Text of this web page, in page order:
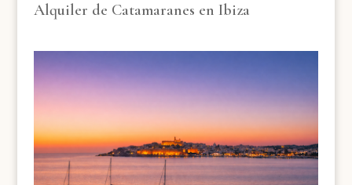
Alquiler de Catamaranes en Ibiza